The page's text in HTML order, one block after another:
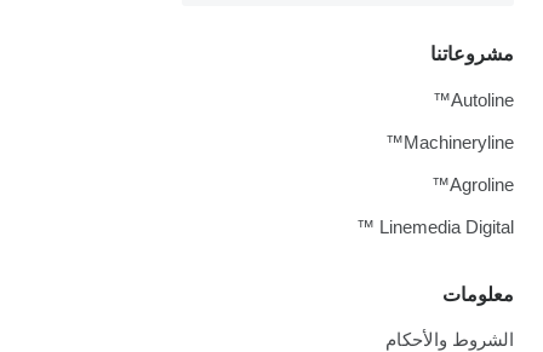
معلومات
الشروط والأحكام
مشروعاتنا
Autoline™
Machineryline™
Agroline™
Linemedia Digital ™